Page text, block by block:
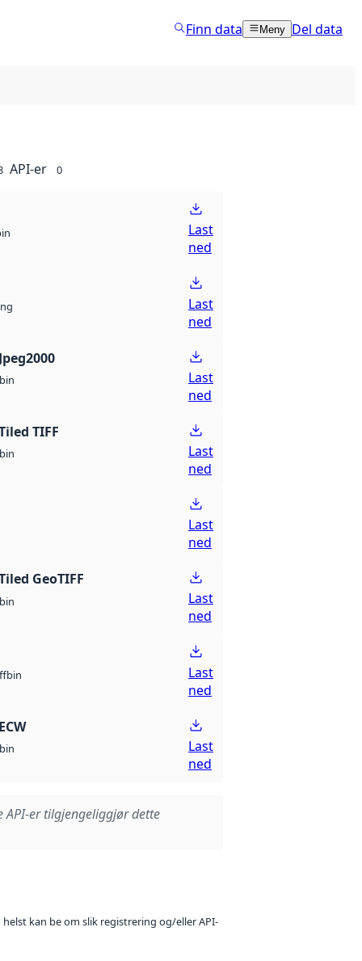
Finn data Meny Del data
API-er 0
Last
ned
Last
ned
bin
Last
ned
TIFF
bin
Last
ned
Last
ned
GeoTIFF
bin
Last
ned
bin
Last
ned
bin
Last
ned
API-er tilgjengeliggjør dette
kan be om slik registrering og/eller API-